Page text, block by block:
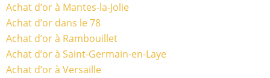
Achat d’or à Mantes-la-Jolie
Achat d’or dans le 78
Achat d’or à Rambouillet
Achat d’or à Saint-Germain-en-Laye
Achat d’or à Versaille